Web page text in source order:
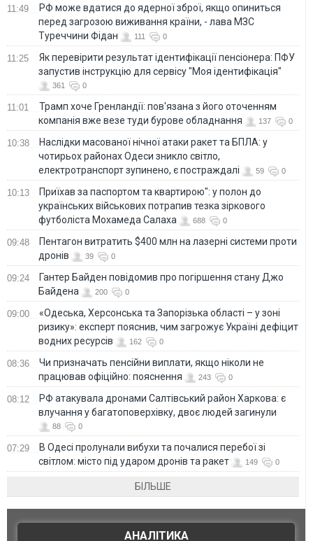
11:49
РФ може вдатися до ядерної зброї, якщо опиниться
перед загрозою виживання країни, - лава МЗС
Туреччини Фідан
111 0
11:25
Як перевірити результат ідентифікації пенсіонера: ПФУ
запустив інструкцію для сервісу "Моя ідентифікація"
361 0
11:01
Трамп хоче Гренландії: пов'язана з його оточенням
компанія вже везе туди бурове обладнання
137 0
10:38
Наслідки масованої нічної атаки ракет та БПЛА: у
чотирьох районах Одеси зникло світло,
електротранспорт зупинено, є постраждалі
59 0
10:13
Приїхав за паспортом та квартирою": у полон до
українських військових потрапив тезка зіркового
футболіста Мохамеда Салаха
688 0
09:48
Пентагон витратить $400 млн на лазерні системи проти
дронів
39 0
09:24
Гантер Байден повідомив про погіршення стану Джо
Байдена
200 0
09:00
«Одеська, Херсонська та Запорізька області – у зоні
ризику»: експерт пояснив, чим загрожує Україні дефіцит
водних ресурсів
162 0
08:36
Чи призначать пенсійни виплати, якщо ніколи не
працював офіційно: пояснення
243 0
08:12
РФ атакувала дронами Салтівський район Харкова: є
влучання у багатоповерхівку, двоє людей загинули
88 0
07:29
В Одесі пролунали вибухи та почалися перебої зі
світлом: місто під ударом дронів та ракет
149 0
БІЛЬШЕ
АНАЛІТИКА